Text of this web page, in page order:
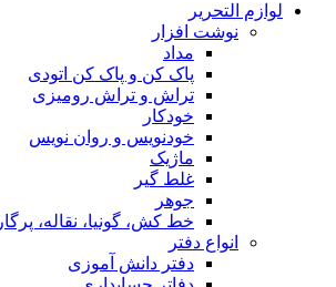
لوازم التحریر
نوشت افزار
مداد
پاک کن و پاک کن اتودی
تراش و تراش رومیزی
خودکار
خودنویس و روان نویس
ماژیک
غلط گیر
جوهر
خط کش، گونیا، نقاله، پرگار
انواع دفتر
دفتر دانش آموزی